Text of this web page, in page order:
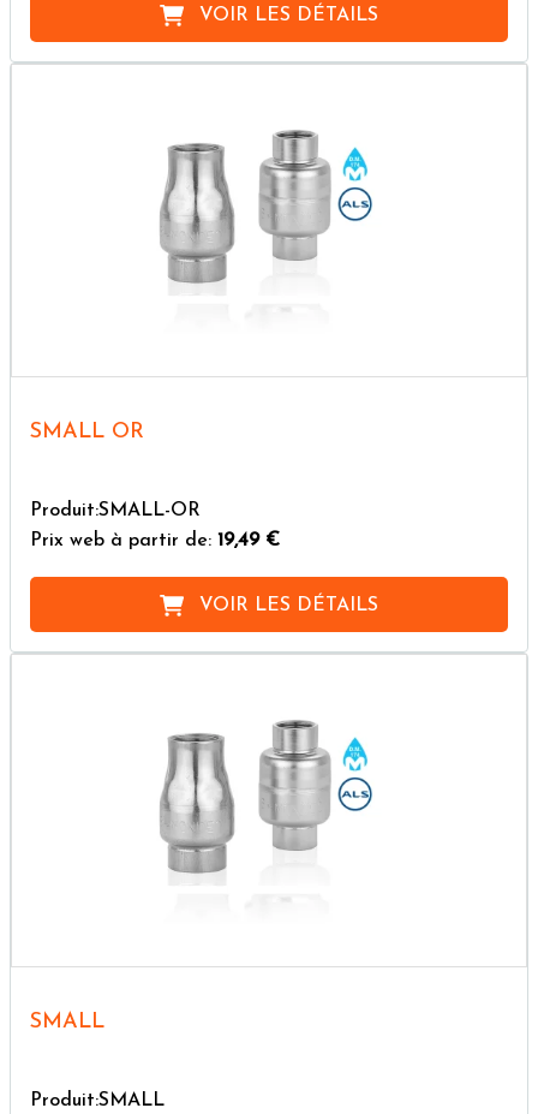
VOIR LES DÉTAILS
SMALL OR
Produit:SMALL-OR
Prix web à partir de: 19,49 €
VOIR LES DÉTAILS
SMALL
Produit:SMALL